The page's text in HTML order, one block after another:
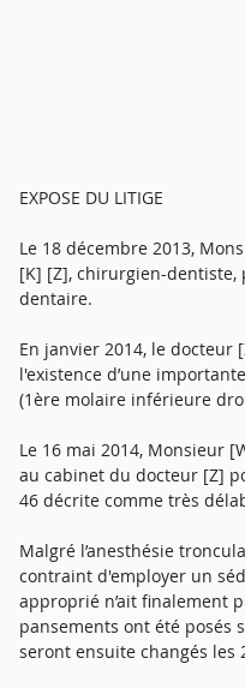
EXPOSE DU LITIGE
Le 18 décembre 2013,
[K] [Z], chirurgien-
dentaire.
En janvier 2014, le docteur
l'existence d’une
(1ère molaire inférieure
Le 16 mai 2014, Monsieur
au cabinet du docteur [Z]
46 décrite comme très
Malgré l’anesthésie
contraint d'employer un
approprié n’ait finalement
pansements ont été posés
seront ensuite changés les